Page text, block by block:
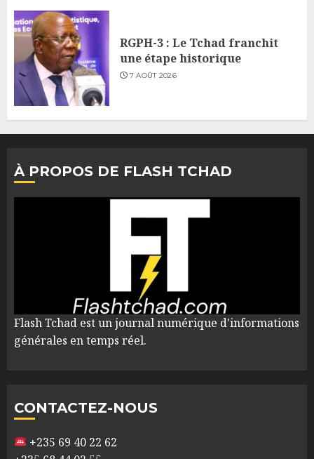
RGPH-3 : Le Tchad franchit
une étape historique
7 AOÛT 2026
À PROPOS DE FLASH TCHAD
Flash Tchad est un journal numérique d'informations
générales en temps réel.
CONTACTEZ-NOUS
+235 69 40 22 62